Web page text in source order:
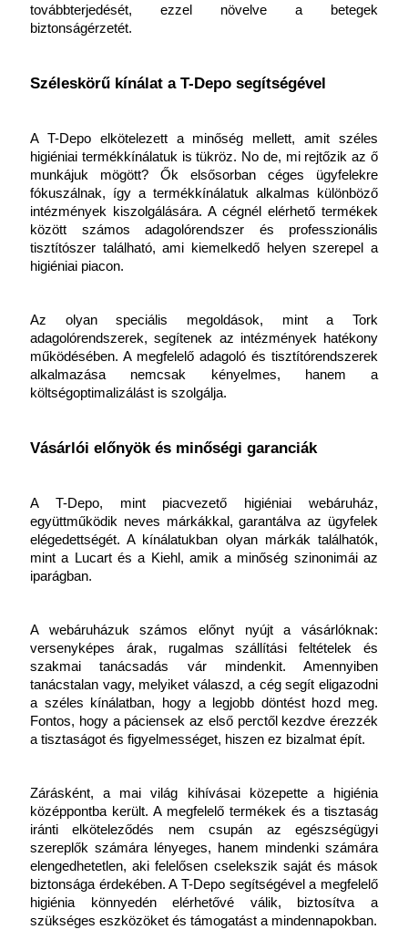
továbbterjedését, ezzel növelve a betegek
biztonságérzetét.
Széleskörű kínálat a T-Depo segítségével
A T-Depo elkötelezett a minőség mellett, amit széles
higiéniai termékkínálatuk is tükröz. No de, mi rejtőzik az ő
munkájuk mögött? Ők elsősorban céges ügyfelekre
fókuszálnak, így a termékkínálatuk alkalmas különböző
intézmények kiszolgálására. A cégnél elérhető termékek
között számos adagolórendszer és professzionális
tisztítószer található, ami kiemelkedő helyen szerepel a
higiéniai piacon.
Az olyan speciális megoldások, mint a Tork
adagolórendszerek, segítenek az intézmények hatékony
működésében. A megfelelő adagoló és tisztítórendszerek
alkalmazása nemcsak kényelmes, hanem a
költségoptimalizálást is szolgálja.
Vásárlói előnyök és minőségi garanciák
A T-Depo, mint piacvezető higiéniai webáruház,
együttműködik neves márkákkal, garantálva az ügyfelek
elégedettségét. A kínálatukban olyan márkák találhatók,
mint a Lucart és a Kiehl, amik a minőség szinonimái az
iparágban.
A webáruházuk számos előnyt nyújt a vásárlóknak:
versenyképes árak, rugalmas szállítási feltételek és
szakmai tanácsadás vár mindenkit. Amennyiben
tanácstalan vagy, melyiket válaszd, a cég segít eligazodni
a széles kínálatban, hogy a legjobb döntést hozd meg.
Fontos, hogy a páciensek az első perctől kezdve érezzék
a tisztaságot és figyelmességet, hiszen ez bizalmat épít.
Zárásként, a mai világ kihívásai közepette a higiénia
középpontba került. A megfelelő termékek és a tisztaság
iránti elköteleződés nem csupán az egészségügyi
szereplők számára lényeges, hanem mindenki számára
elengedhetetlen, aki felelősen cselekszik saját és mások
biztonsága érdekében. A T-Depo segítségével a megfelelő
higiénia könnyedén elérhetővé válik, biztosítva a
szükséges eszközöket és támogatást a mindennapokban.